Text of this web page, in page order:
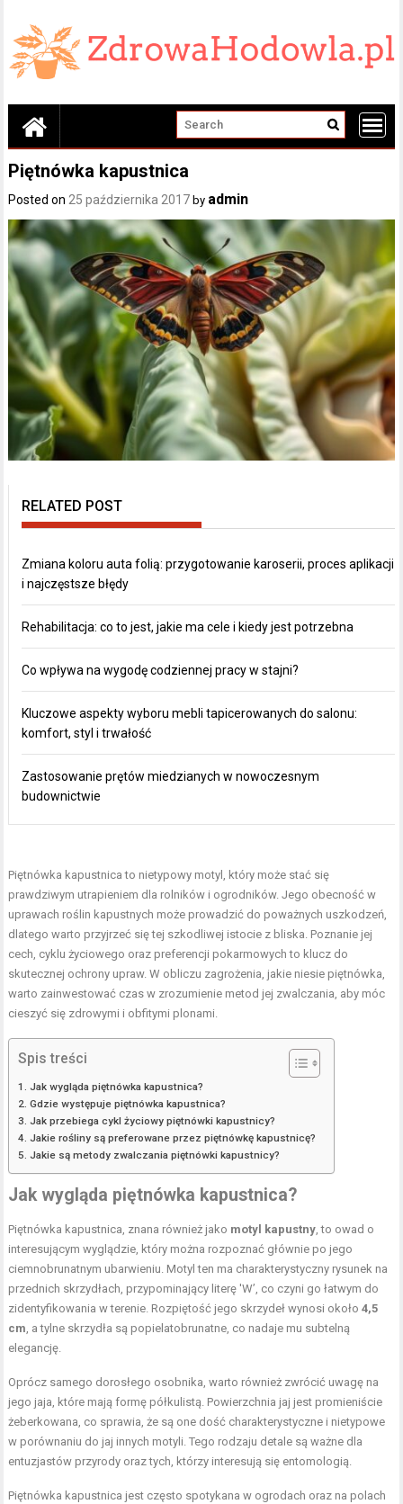
content
Piętnówka kapustnica
Posted on25 października 2017 by admin
RELATED POST
Zmiana koloru auta folią: przygotowanie karoserii, proces aplikacji
i najczęstsze błędy
Rehabilitacja: co to jest, jakie ma cele i kiedy jest potrzebna
Co wpływa na wygodę codziennej pracy w stajni?
Kluczowe aspekty wyboru mebli tapicerowanych do salonu:
komfort, styl i trwałość
Zastosowanie prętów miedzianych w nowoczesnym
budownictwie
Piętnówka kapustnica to nietypowy motyl, który może stać się
prawdziwym utrapieniem dla rolników i ogrodników. Jego obecność w
uprawach roślin kapustnych może prowadzić do poważnych uszkodzeń,
dlatego warto przyjrzeć się tej szkodliwej istocie z bliska. Poznanie jej
cech, cyklu życiowego oraz preferencji pokarmowych to klucz do
skutecznej ochrony upraw. W obliczu zagrożenia, jakie niesie piętnówka,
warto zainwestować czas w zrozumienie metod jej zwalczania, aby móc
cieszyć się zdrowymi i obfitymi plonami.
Spis treści
Jak wygląda piętnówka kapustnica?
Gdzie występuje piętnówka kapustnica?
Jak przebiega cykl życiowy piętnówki kapustnicy?
Jakie rośliny są preferowane przez piętnówkę kapustnicę?
Jakie są metody zwalczania piętnówki kapustnicy?
Jak wygląda piętnówka kapustnica?
Piętnówka kapustnica, znana również jako motyl kapustny, to owad o
interesującym wyglądzie, który można rozpoznać głównie po jego
ciemnobrunatnym ubarwieniu. Motyl ten ma charakterystyczny rysunek na
przednich skrzydłach, przypominający literę 'W’, co czyni go łatwym do
zidentyfikowania w terenie. Rozpiętość jego skrzydeł wynosi około4,5
cm, a tylne skrzydła są popielatobrunatne, co nadaje mu subtelną
elegancję.
Oprócz samego dorosłego osobnika, warto również zwrócić uwagę na
jego jaja, które mają formę półkulistą. Powierzchnia jaj jest promieniście
żeberkowana, co sprawia, że są one dość charakterystyczne i nietypowe
w porównaniu do jaj innych motyli. Tego rodzaju detale są ważne dla
entuzjastów przyrody oraz tych, którzy interesują się entomologią.
Piętnówka kapustnica jest często spotykana w ogrodach oraz na polach